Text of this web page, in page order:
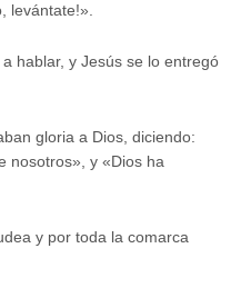
levántate!».
hablar, y Jesús se lo entregó
gloria a Dios, diciendo:
nosotros», y «Dios ha
y por toda la comarca